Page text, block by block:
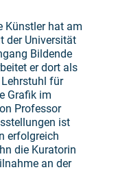
Künstler hat am
der Universität
Bildende
er dort als
für
Grafik im
Professor
ist
erfolgreich
die Kuratorin
an der